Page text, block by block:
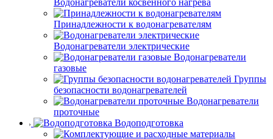
Водонагреватели косвенного нагрева
Принадлежности к водонагревателям
Водонагреватели электрические
Водонагреватели
газовые
Группы
безопасности водонагревателей
Водонагреватели
проточные
Водоподготовка